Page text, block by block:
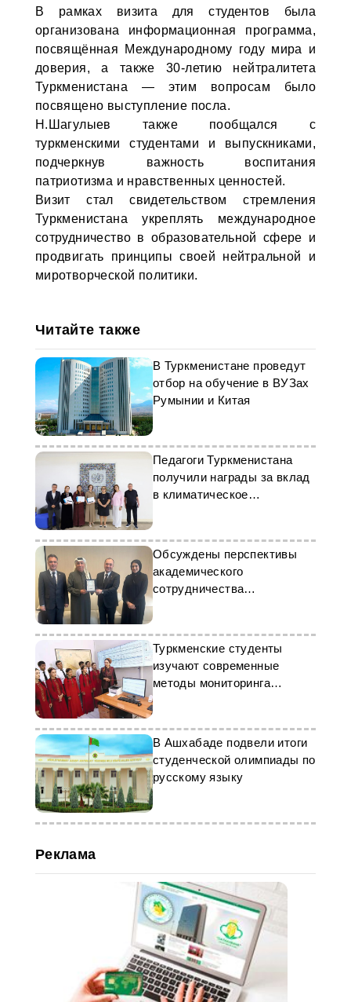
В рамках визита для студентов была
организована информационная программа,
посвящённая Международному году мира и
доверия, а также 30-летию нейтралитета
Туркменистана — этим вопросам было
посвящено выступление посла.
Н.Шагулыев также пообщался с
туркменскими студентами и выпускниками,
подчеркнув важность воспитания
патриотизма и нравственных ценностей.
Визит стал свидетельством стремления
Туркменистана укреплять международное
сотрудничество в образовательной сфере и
продвигать принципы своей нейтральной и
миротворческой политики.
Читайте также
В Туркменистане проведут
отбор на обучение в ВУЗах
Румынии и Китая
Педагоги Туркменистана
получили награды за вклад
в климатическое
Обсуждены перспективы
академического
сотрудничества
Туркменистана и Катара
Туркменские студенты
изучают современные
методы мониторинга
сейсмической активности
В Ашхабаде подвели итоги
студенческой олимпиады по
русскому языку
Реклама